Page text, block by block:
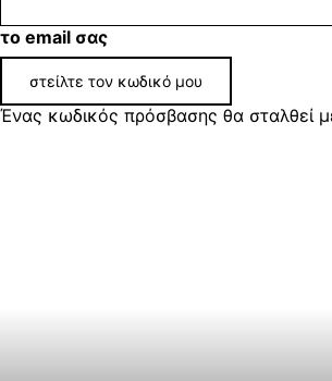
το email σας
Ένας κωδικός πρόσβασης θα σταλθεί